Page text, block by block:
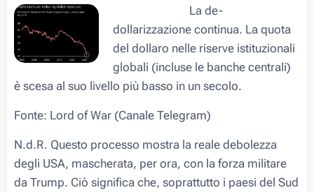
⚡️📉💸🏦🌎 La de-
dollarizzazione continua. La quota
del dollaro nelle riserve istituzionali
globali (incluse le banche centrali)
è scesa al suo livello più basso in un secolo.
Fonte: Lord of War (Canale Telegram)
N.d.R. Questo processo mostra la reale debolezza
degli USA, mascherata, per ora, con la forza militare
da Trump. Ciò significa che, soprattutto i paesi del Sud